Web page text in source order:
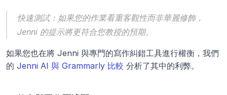
快速測試： 如果您的作業看重客觀性而非華麗修飾，
Jenni 的提示將更符合您教授的預期。
如果您也在將 Jenni 與專門的寫作糾錯工具進行權衡，我們
的 Jenni AI 與 Grammarly 比較 分析了其中的利弊。